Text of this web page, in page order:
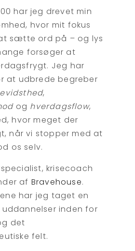
har jeg drevet min
hvor mit fokus
sætte ord på – og lys
forsøger at
Jeg har
at udbrede begreber
,
og hverdagsflow,
hvor meget der
når vi stopper med at
os selv.
krisecoach
af Bravehouse.
har jeg taget en
inden for
det
felt.